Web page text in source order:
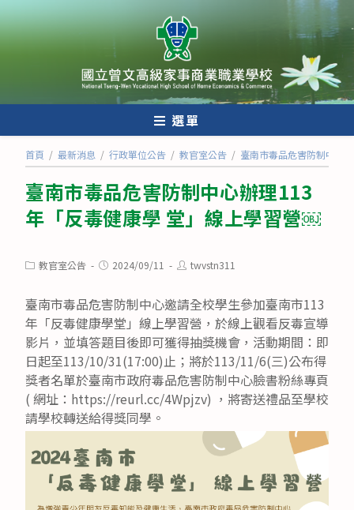
跳
轉
至
內
選單
首頁 / 最新消息 / 行政單位公告 / 教官室公告 / 臺南市毒品危害防制中心
臺南市毒品危害防制中心辦理113
年「反毒健康學 堂」線上學習營￼
Post教官室公告
Post2024/09/11
Posttwvstn311
臺南市毒品危害防制中心邀請全校學生參加臺南市113
年「反毒健康學堂」線上學習營，於線上觀看反毒宣導
影片，並填答題目後即可獲得抽獎機會，活動期間：即
日起至113/10/31(17:00)止；將於113/11/6(三)公布得
獎者名單於臺南市政府毒品危害防制中心臉書粉絲專頁
( 網址：https://reurl.cc/4Wpjzv) ，將寄送禮品至學校
請學校轉送給得獎同學。